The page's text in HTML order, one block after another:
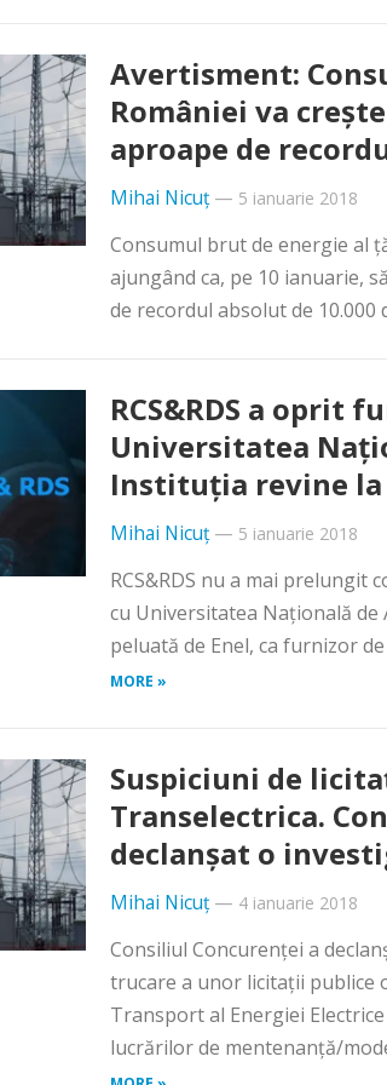
Avertisment:
României va
aproape de
Mihai Nicuț— 5 ianuarie 2018
Consumul brut de energie al
ajungând ca, pe 10 ianuarie,
de recordul absolut de 10.000
RCS&RDS a oprit
Universitatea
Instituţia revine la
Mihai Nicuț— 5 ianuarie 2018
RCS&RDS nu a mai prelungit
cu Universitatea Naţională
peluată de Enel, ca furnizor
MORE »
Suspiciuni de
Transelectrica.
declanşat o
Mihai Nicuț— 4 ianuarie 2018
Consiliul Concurenţei a
trucare a unor licitații publice
Transport al Energiei
lucrărilor de mentenanţă/